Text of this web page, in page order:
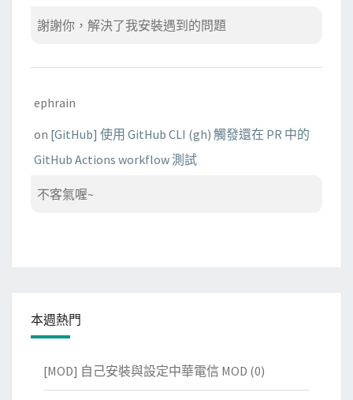
謝謝你，解決了我安裝遇到的問題
ephrain
on [GitHub] 使用 GitHub CLI (gh) 觸發還在 PR 中的
GitHub Actions workflow 測試
不客氣喔~
本週熱門
[MOD] 自己安裝與設定中華電信 MOD (0)